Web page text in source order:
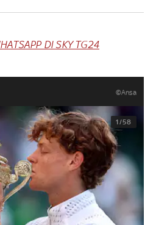
DI SKY TG24
©Ansa
1/58